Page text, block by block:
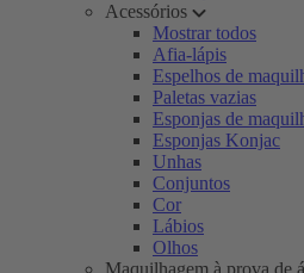
Acessórios
Mostrar todos
Afia-lápis
Espelhos de
Paletas vazias
Esponjas de
Esponjas Konjac
Unhas
Conjuntos
Cor
Lábios
Olhos
Maquilhagem à prova de